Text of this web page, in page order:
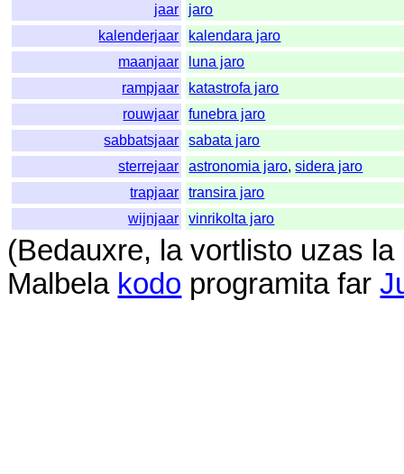
jaar
jaro
kalenderjaar
kalendara jaro
maanjaar
luna jaro
rampjaar
katastrofa jaro
rouwjaar
funebra jaro
sabbatsjaar
sabata jaro
sterrejaar
astronomia jaro,sidera jaro
trapjaar
transira jaro
wijnjaar
vinrikolta jaro
(Bedauxre, la vortlisto uzas la
Malbela kodo programita far